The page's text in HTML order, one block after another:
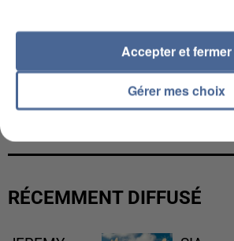
UNE TOURISTE DE L’OISE
COULÉE DE BOUE EN HAUTE-
RÉCEMMENT DIFFUSÉ
Gérer mes choix
Accepter et fermer